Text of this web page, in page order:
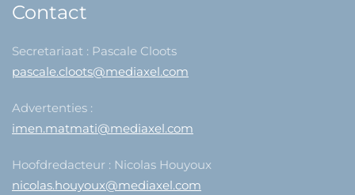
Contact
Secretariaat : Pascale Cloots
pascale.cloots@mediaxel.com
Advertenties :
imen.matmati@mediaxel.com
Hoofdredacteur : Nicolas Houyoux
nicolas.houyoux@mediaxel.com